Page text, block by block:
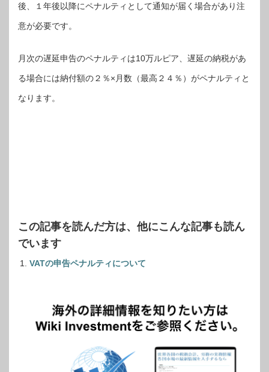
後、１年後以降にペナルティとして通知が届く場合があり注
意が必要です。
月次の遅延申告のペナルティは10万ルピア、遅延の納税があ
る場合には納付額の２％×月数（最高２４％）がペナルティと
なります。
この記事を読んだ方は、他にこんな記事も読ん
でいます
VATの申告ペナルティについて